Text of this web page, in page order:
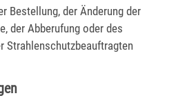
Bestellung, der Änderung der
der Abberufung oder des
Strahlenschutzbeauftragten